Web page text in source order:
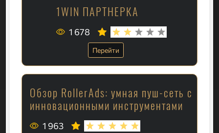
1WIN ПАРТНЕРКА
1 678
Перейти
Обзор RollerAds: умная пуш-сеть с
инновационными инструментами
1 963